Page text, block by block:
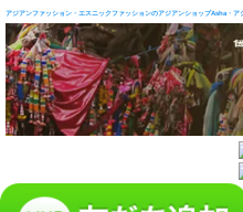
アジアンファッション・エスニックファッションのアジアンショップAsha・ア